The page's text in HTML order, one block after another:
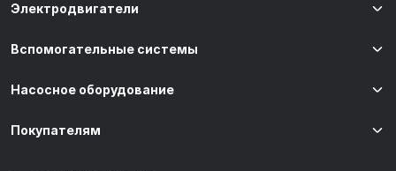
Электродвигатели
Вспомогательные системы
Насосное оборудование
Покупателям